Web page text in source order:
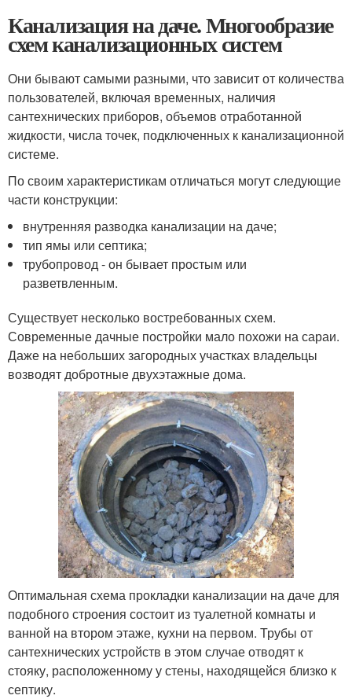
Канализация на даче. Многообразие
схем канализационных систем
Они бывают самыми разными, что зависит от количества
пользователей, включая временных, наличия
сантехнических приборов, объемов отработанной
жидкости, числа точек, подключенных к канализационной
системе.
По своим характеристикам отличаться могут следующие
части конструкции:
внутренняя разводка канализации на даче;
тип ямы или септика;
трубопровод - он бывает простым или
разветвленным.
Существует несколько востребованных схем.
Современные дачные постройки мало похожи на сараи.
Даже на небольших загородных участках владельцы
возводят добротные двухэтажные дома.
Оптимальная схема прокладки канализации на даче для
подобного строения состоит из туалетной комнаты и
ванной на втором этаже, кухни на первом. Трубы от
сантехнических устройств в этом случае отводят к
стояку, расположенному у стены, находящейся близко к
септику.